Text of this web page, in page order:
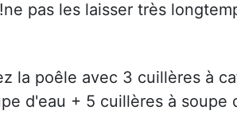
pas les laisser très
la poêle avec 3 cuillères à
d'eau + 5 cuillères à soupe